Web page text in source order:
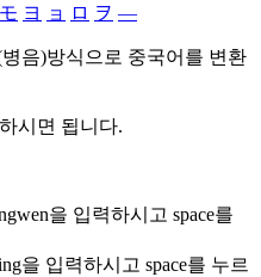
モ ヨ ョ ロ ヲ ―
음)방식으로 중국어를 변환
시면 됩니다.
을 입력하시고 space를
을 입력하시고 space를 누르